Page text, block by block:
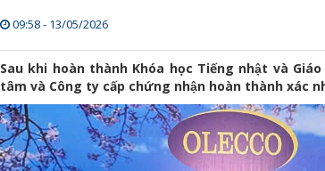
09:58 - 13/05/2026
Sau khi hoàn thành Khóa học Tiếng nhật và
tâm và Công ty cấp chứng nhận hoàn thành xác